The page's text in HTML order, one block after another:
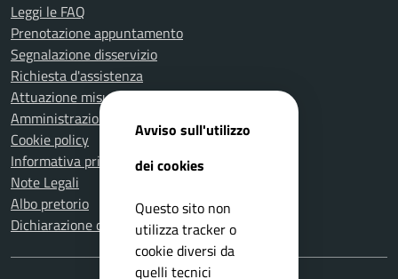
Leggi le FAQ
Prenotazione appuntamento
Segnalazione disservizio
Richiesta d'assistenza
Attuazione misure PNRR
Amministrazione trasparente
Cookie policy
Informativa privacy
Note Legali
Albo pretorio
Dichiarazione di accessibilità
Avviso sull'utilizzo
dei cookies
Questo sito non
utilizza tracker o
cookie diversi da
quelli tecnici